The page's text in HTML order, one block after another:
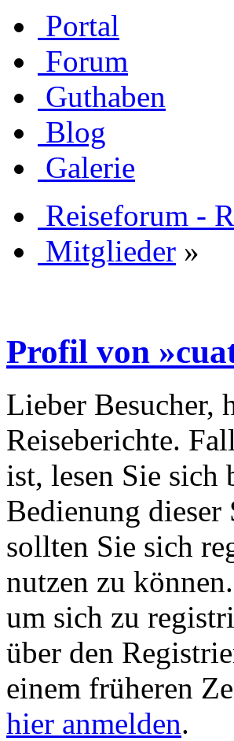
Portal
Forum
Guthaben
Blog
Galerie
Reiseforum -
Mitglieder »
Profil von
Lieber Besucher,
Reiseberichte.
ist, lesen Sie sich
Bedienung dieser
sollten Sie sich
nutzen zu
um sich zu
über den
einem früheren
hier anmelden.